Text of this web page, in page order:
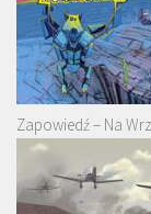
Zapowiedź – Na